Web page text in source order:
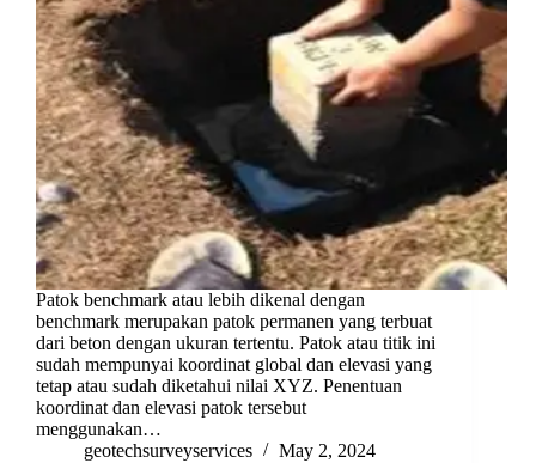
Patok benchmark atau lebih dikenal dengan
benchmark merupakan patok permanen yang terbuat
dari beton dengan ukuran tertentu. Patok atau titik ini
sudah mempunyai koordinat global dan elevasi yang
tetap atau sudah diketahui nilai XYZ. Penentuan
koordinat dan elevasi patok tersebut
menggunakan…
geotechsurveyservices
May 2, 2024